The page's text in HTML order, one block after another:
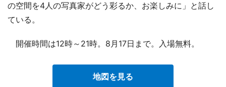
の空間を4人の写真家がどう彩るか、お楽しみに」と話し
ている。
開催時間は12時～21時。8月17日まで。入場無料。
地図を見る